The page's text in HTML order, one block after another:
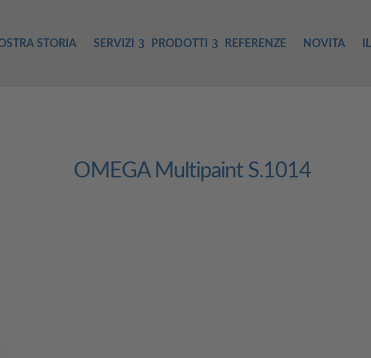
STORIA SERVIZI PRODOTTI REFERENZE NOVITA
OMEGA Multipaint S.1014